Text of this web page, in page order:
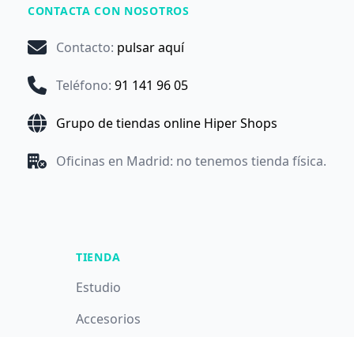
CONTACTA CON NOSOTROS
Contacto: pulsar aquí
Teléfono: 91 141 96 05
Grupo de tiendas online Hiper Shops
Oficinas en Madrid: no tenemos tienda física.
TIENDA
Estudio
Accesorios